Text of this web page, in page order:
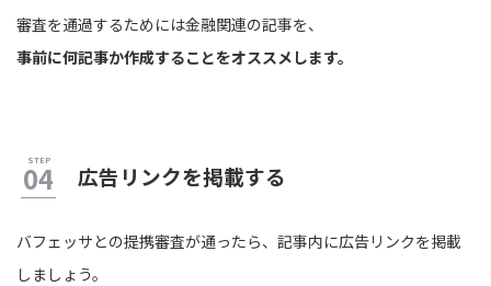
審査を通過するためには金融関連の記事を、
事前に何記事か作成することをオススメします。
広告リンクを掲載する
バフェッサとの提携審査が通ったら、記事内に広告リンクを掲載
しましょう。